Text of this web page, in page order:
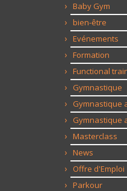
Baby Gym
bien-être
Evénements
Formation
Functional
Gymnastique
Gymnastique
Gymnastique
Masterclass
News
Offre d'Emploi
Parkour